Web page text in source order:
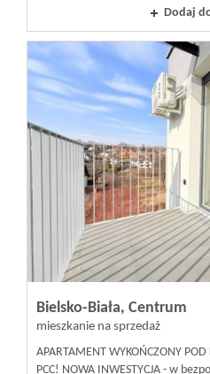
Dodaj
Bielsko-Biała, Centrum
mieszkanie na sprzedaż
APARTAMENT WYKOŃCZONY
PCC! NOWA INWESTYCJA - w